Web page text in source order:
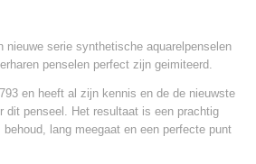
nieuwe serie synthetische aquarelpenselen
penselen perfect zijn geimiteerd.
en heeft al zijn kennis en de de nieuwste
dit penseel. Het resultaat is een prachtig
lang meegaat en een perfecte punt